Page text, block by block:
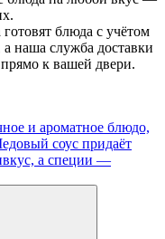
блюда с учётом
а наша служба доставки
к вашей двери.
и ароматное блюдо,
соус придаёт
а специи —